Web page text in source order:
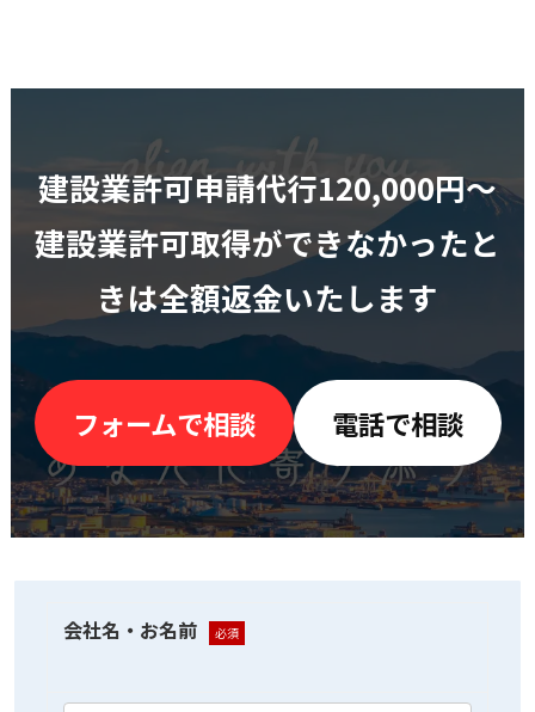
建設業許可申請代行120,000円〜
建設業許可取得ができなかったと
きは全額返金いたします
フォームで相談 電話で相談
会社名・お名前 必須